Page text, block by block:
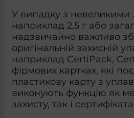
У випадку з невеликими
наприклад 2,5 г або
надзвичайно важливо
оригінальній захисній
наприклад CertiPack,
фірмових картках, які
пластикову карту з
виконують функцію як
захисту, так і